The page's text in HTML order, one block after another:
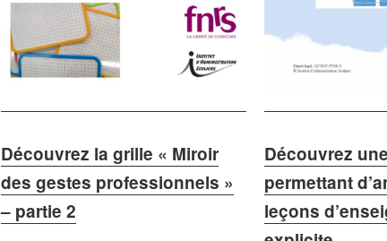
Découvrez la grille « Miroir
des gestes professionnels »
– partie 2
Découvrez
permettant
leçons